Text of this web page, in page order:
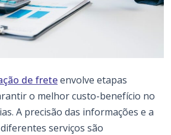
de freteenvolve etapas
o melhor custo-benefício no
A precisão das informações e a
serviços são